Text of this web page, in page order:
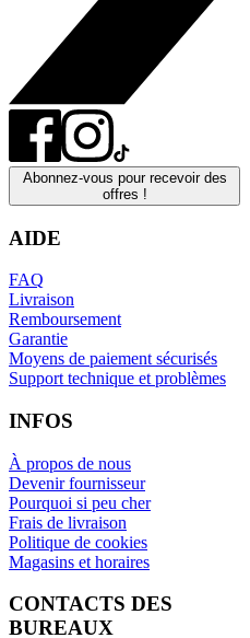
Abonnez-vous pour recevoir des
offres !
AIDE
FAQ
Livraison
Remboursement
Garantie
Moyens de paiement sécurisés
Support technique et problèmes
INFOS
À propos de nous
Devenir fournisseur
Pourquoi si peu cher
Frais de livraison
Politique de cookies
Magasins et horaires
CONTACTS DES
BUREAUX